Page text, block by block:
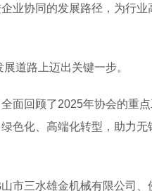
协同的发展路径，为行业
道路上迈出关键一步。
面回顾了2025年协会的重
色化、高端化转型，助力无
三水雄金机械有限公司、